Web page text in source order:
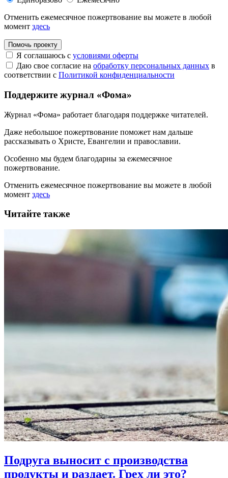
Отменить ежемесячное пожертвование вы можете в любой
момент здесь
Помочь проекту
Я соглашаюсь с условиями оферты
Даю свое согласие на обработку персональных данных в
соответствии с Политикой конфиденциальности
Поддержите журнал «Фома»
Журнал «Фома» работает благодаря поддержке читателей.
Даже небольшое пожертвование поможет нам дальше
рассказывать о Христе, Евангелии и православии.
Особенно мы будем благодарны за ежемесячное
пожертвование.
Отменить ежемесячное пожертвование вы можете в любой
момент здесь
Читайте также
Подруга выносит с производства
продукты и раздает. Грех ли это?